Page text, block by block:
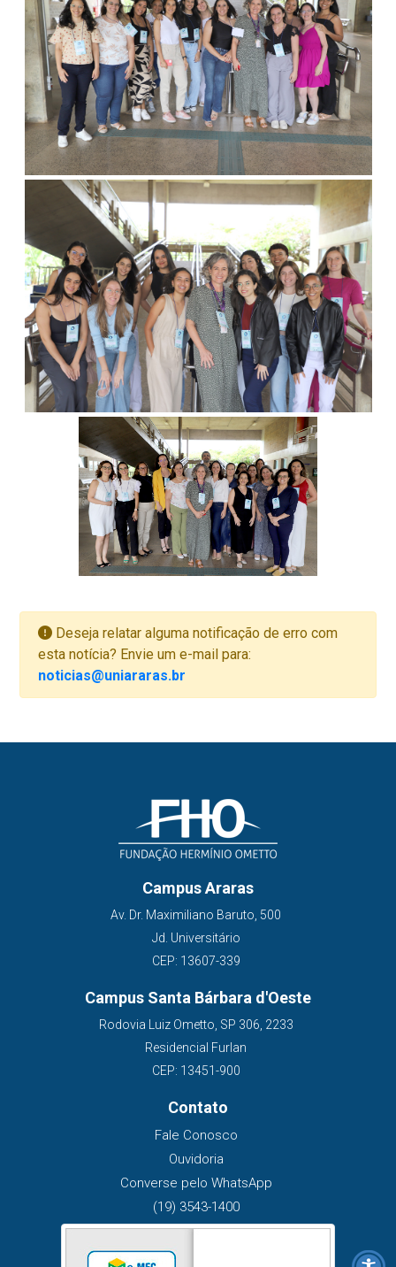
Deseja relatar alguma notificação de erro com
esta notícia? Envie um e-mail para:
noticias@uniararas.br
Campus Araras
Av. Dr. Maximiliano Baruto, 500
Jd. Universitário
CEP: 13607-339
Campus Santa Bárbara d'Oeste
Rodovia Luiz Ometto, SP 306, 2233
Residencial Furlan
CEP: 13451-900
Contato
Fale Conosco
Ouvidoria
Converse pelo WhatsApp
(19) 3543-1400